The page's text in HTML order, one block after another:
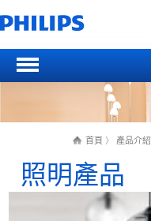
首頁 〉 產品介紹
照明產品